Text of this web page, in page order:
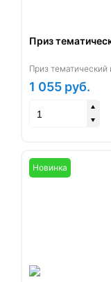
Приз
Приз тематический
1 055 руб.
Новинка